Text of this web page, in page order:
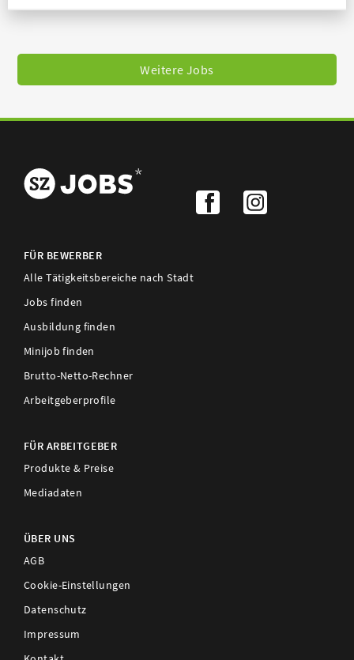
Weitere Jobs
FÜR BEWERBER
Alle Tätigkeitsbereiche nach Stadt
Jobs finden
Ausbildung finden
Minijob finden
Brutto-Netto-Rechner
Arbeitgeberprofile
FÜR ARBEITGEBER
Produkte & Preise
Mediadaten
ÜBER UNS
AGB
Cookie-Einstellungen
Datenschutz
Impressum